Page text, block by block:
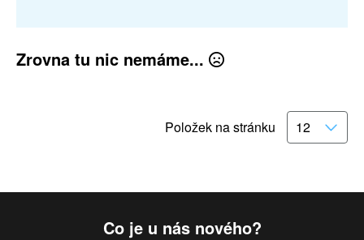
Zrovna tu nic nemáme...
Položek na stránku
Co je u nás nového?